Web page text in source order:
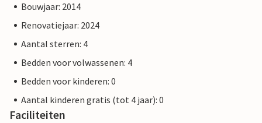
Bouwjaar: 2014
Renovatiejaar: 2024
Aantal sterren: 4
Bedden voor volwassenen: 4
Bedden voor kinderen: 0
Aantal kinderen gratis (tot 4 jaar): 0
Faciliteiten